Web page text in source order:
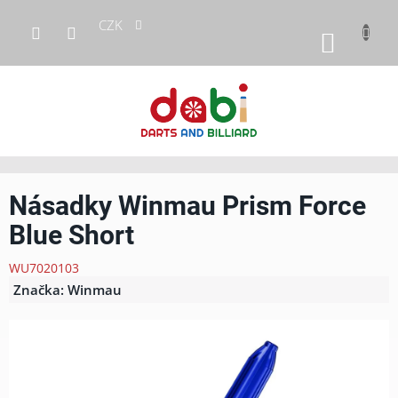
obsah
CZK
KOŠÍK
Násadky Winmau Prism Force
Blue Short
WU7020103
Značka: Winmau